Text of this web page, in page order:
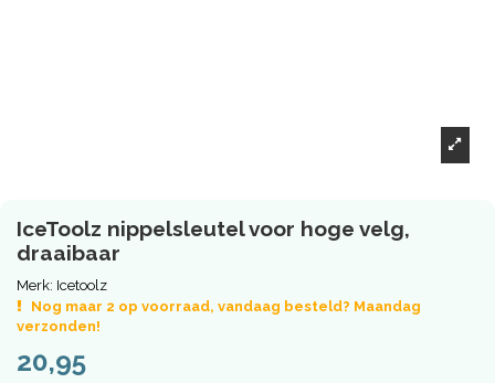
IceToolz nippelsleutel voor hoge velg,
draaibaar
Merk: Icetoolz
Nog maar 2 op voorraad, vandaag besteld? Maandag
verzonden!
20,95